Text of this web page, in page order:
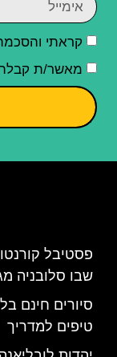
קראתי
מאשר/ת קבלת
שבו סלובניה
סיורים חינם
טיפים למדריך